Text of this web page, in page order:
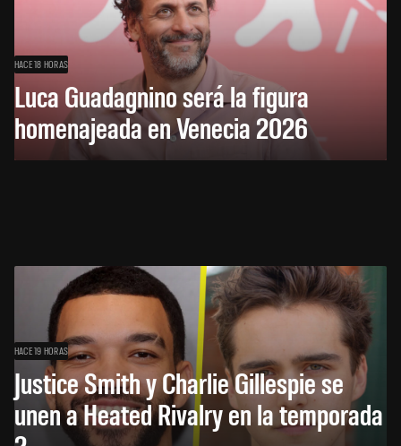
HACE 18 HORAS
Luca Guadagnino será la figura
homenajeada en Venecia 2026
HACE 19 HORAS
Justice Smith y Charlie Gillespie se
unen a Heated Rivalry en la temporada